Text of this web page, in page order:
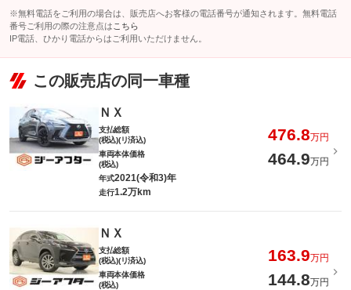
※無料電話をご利用の場合は、販売店へお客様の電話番号が通知されます。無料電話
番号ご利用の際の注意点は こちら
IP電話、ひかり電話からはご利用いただけません。
この販売店の同一車種
ＮＸ
支払総額
(税込)(リ済込)
476.8万円
車両本体価格
(税込)
464.9万円
年式2021(令和3)年
走行1.2万km
ＮＸ
支払総額
(税込)(リ済込)
163.9万円
車両本体価格
(税込)
144.8万円